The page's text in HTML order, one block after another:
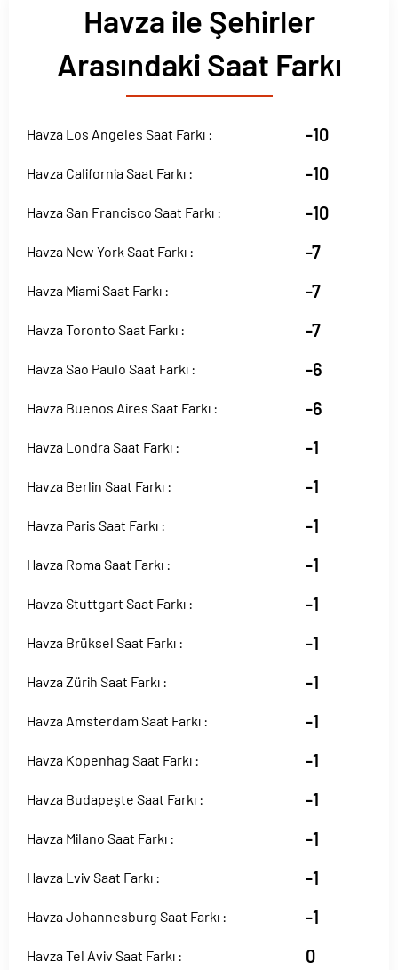
Havza ile Şehirler
Arasındaki Saat Farkı
Havza Los Angeles Saat Farkı : -10
Havza California Saat Farkı : -10
Havza San Francisco Saat Farkı : -10
Havza New York Saat Farkı : -7
Havza Miami Saat Farkı : -7
Havza Toronto Saat Farkı : -7
Havza Sao Paulo Saat Farkı : -6
Havza Buenos Aires Saat Farkı : -6
Havza Londra Saat Farkı : -1
Havza Berlin Saat Farkı : -1
Havza Paris Saat Farkı : -1
Havza Roma Saat Farkı : -1
Havza Stuttgart Saat Farkı : -1
Havza Brüksel Saat Farkı : -1
Havza Zürih Saat Farkı : -1
Havza Amsterdam Saat Farkı : -1
Havza Kopenhag Saat Farkı : -1
Havza Budapeşte Saat Farkı : -1
Havza Milano Saat Farkı : -1
Havza Lviv Saat Farkı : -1
Havza Johannesburg Saat Farkı : -1
Havza Tel Aviv Saat Farkı : 0